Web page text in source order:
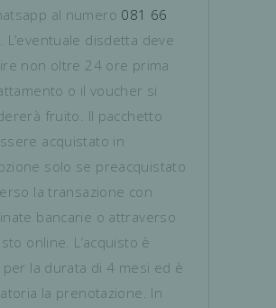
al numero 081 66
. L’eventuale disdetta deve
non oltre 24 ore prima
o il voucher si
fruito. Il pacchetto
acquistato in
solo se preacquistato
la transazione con
bancarie o attraverso
online. L’acquisto è
per la durata di 4 mesi ed è
la prenotazione. In